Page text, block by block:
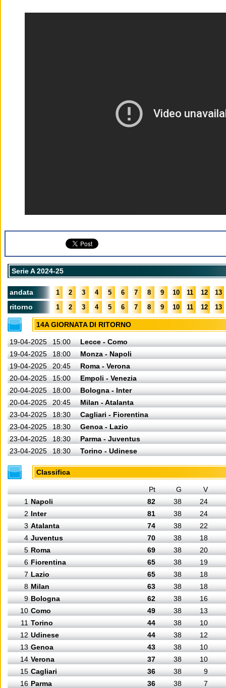
Serie A 2024-25
andata 1 2 3 4 5 6 7 8 9 10 11 12 13
ritorno 1 2 3 4 5 6 7 8 9 10 11 12 13
14A GIORNATA DI RITORNO
19-04-2025 15:00
Lecce - Como
19-04-2025
18:00
Monza - Napoli
19-04-2025
20:45
Roma - Verona
20-04-2025
15:00
Empoli - Venezia
20-04-2025
18:00
Bologna - Inter
20-04-2025
20:45
Milan - Atalanta
23-04-2025
18:30
Cagliari - Fiorentina
23-04-2025
18:30
Genoa - Lazio
23-04-2025
18:30
Parma - Juventus
23-04-2025
18:30 Torino - Udinese
Classifica
Pt G
V
1 Napoli 82 38
24
2 Inter 81 38
24
3 Atalanta 74 38
22
4 Juventus 70 38
18
5 Roma 69 38
20
6 Fiorentina 65 38
19
7 Lazio 65 38
18
8 Milan 63 38
18
9 Bologna 62 38
16
10 Como 49 38
13
11 Torino 44 38
10
12 Udinese 44 38
12
13 Genoa 43 38
10
14 Verona 37 38
10
15 Cagliari 36 38
9
16 Parma 36 38
7